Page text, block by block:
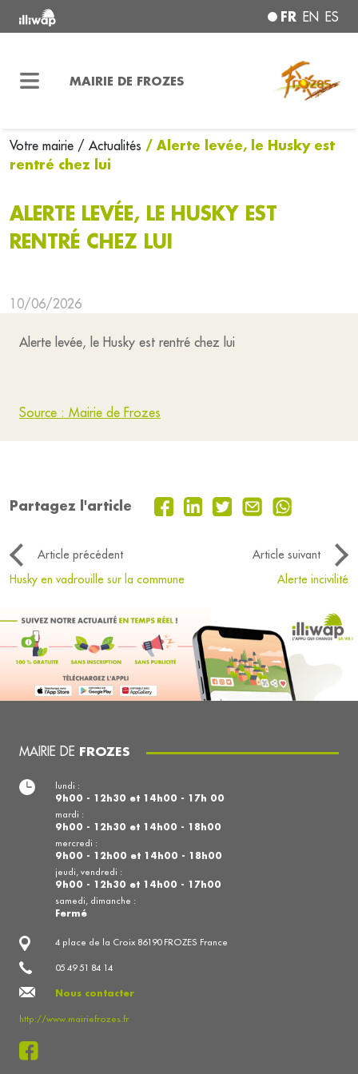
FR EN ES
MAIRIE DE FROZES
Votre mairie / Actualités / Alerte levée, le Husky est
rentré chez lui
ALERTE LEVÉE, LE HUSKY EST
RENTRÉ CHEZ LUI
10/06/2026
Alerte levée, le Husky est rentré chez lui
Source : Mairie de Frozes
Partagez l'article
Article précédent
Article suivant
Husky en vadrouille sur la commune
Alerte incivilité
MAIRIE DE FROZES
4 place de la Croix 86190 FROZES France
05 49 51 84 14
Nous contacter
http://www.mairiefrozes.fr
lundi :
9h00 - 12h30 et 14h00 - 17h 00
mardi :
9h00 - 12h30 et 14h00 - 18h00
mercredi :
9h00 - 12h00 et 14h00 - 18h00
jeudi, vendredi :
9h00 - 12h30 et 14h00 - 17h00
samedi, dimanche :
Fermé